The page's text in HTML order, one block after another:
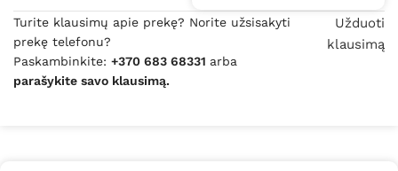
Turite klausimų apie prekę? Norite užsisakyti
prekę telefonu?
Paskambinkite: +370 683 68331 arba
parašykite savo klausimą.
Užduoti
klausimą